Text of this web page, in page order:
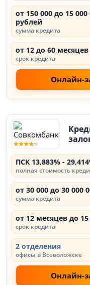
от 150 000 до 15 000
рублей
сумма кредита
от 12 до 60 месяцев
срок кредита
Онлайн-
ПСК 13,883% -
полная стоимость
от 30 000 до 30 000
сумма кредита
от 12 месяцев до 15
срок кредита
2 отделения
офисы в Всеволожске
Онлайн-